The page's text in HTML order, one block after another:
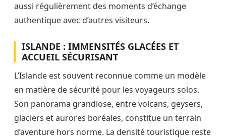
aussi régulièrement des moments d’échange
authentique avec d’autres visiteurs.
ISLANDE : IMMENSITÉS GLACÉES ET
ACCUEIL SÉCURISANT
L’Islande est souvent reconnue comme un modèle
en matière de sécurité pour les voyageurs solos.
Son panorama grandiose, entre volcans, geysers,
glaciers et aurores boréales, constitue un terrain
d’aventure hors norme. La densité touristique reste